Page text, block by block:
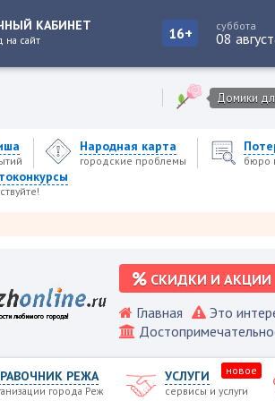
КАБИНЕТ
на сайт 16+ суббота
08
Домики
Народная карта
городские проблемы бюро
СКИДКИ И АКЦИИ
Главная Это
РЕЖА
города Реж
УСЛУГИ
сервисы и услуги
новое